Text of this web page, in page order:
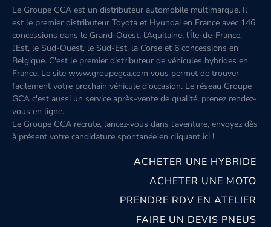
Le Groupe GCA est un distributeur automobile multimarque. Il
est le premier distributeur Toyota et Hyundai en France avec 146
concessions dans le Grand-Ouest, l’Aquitaine, l'Île-de-France,
l'Est, le Sud-Ouest, le Sud-Est, la Corse et 6 concessions en
Belgique. C'est le premier distributeur de véhicules hybrides en
France. Le site www.groupegca.com vous permet de trouver
facilement votre prochain véhicule d'occasion. Le réseau Groupe
GCA c'est aussi un service après-vente de qualité, prenez rendez-
vous en ligne.
Le Groupe GCA recrute, lancez-vous dans l'aventure, envoyez dès
à présent votre candidature spontanée en cliquant ici !
ACHETER UNE HYBRIDE
ACHETER UNE MOTO
PRENDRE RDV EN ATELIER
FAIRE UN DEVIS PNEUS